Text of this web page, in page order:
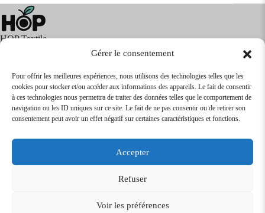
Gérer le consentement
Pour offrir les meilleures expériences, nous utilisons des technologies telles que les
cookies pour stocker et/ou accéder aux informations des appareils. Le fait de consentir
à ces technologies nous permettra de traiter des données telles que le comportement de
navigation ou les ID uniques sur ce site. Le fait de ne pas consentir ou de retirer son
consentement peut avoir un effet négatif sur certaines caractéristiques et fonctions.
Accepter
Refuser
Voir les préférences
HOP Textile
Textile Articles Publicitaires
Infos
Boutique en ligne
Express 24H
Tarifs Revendeurs